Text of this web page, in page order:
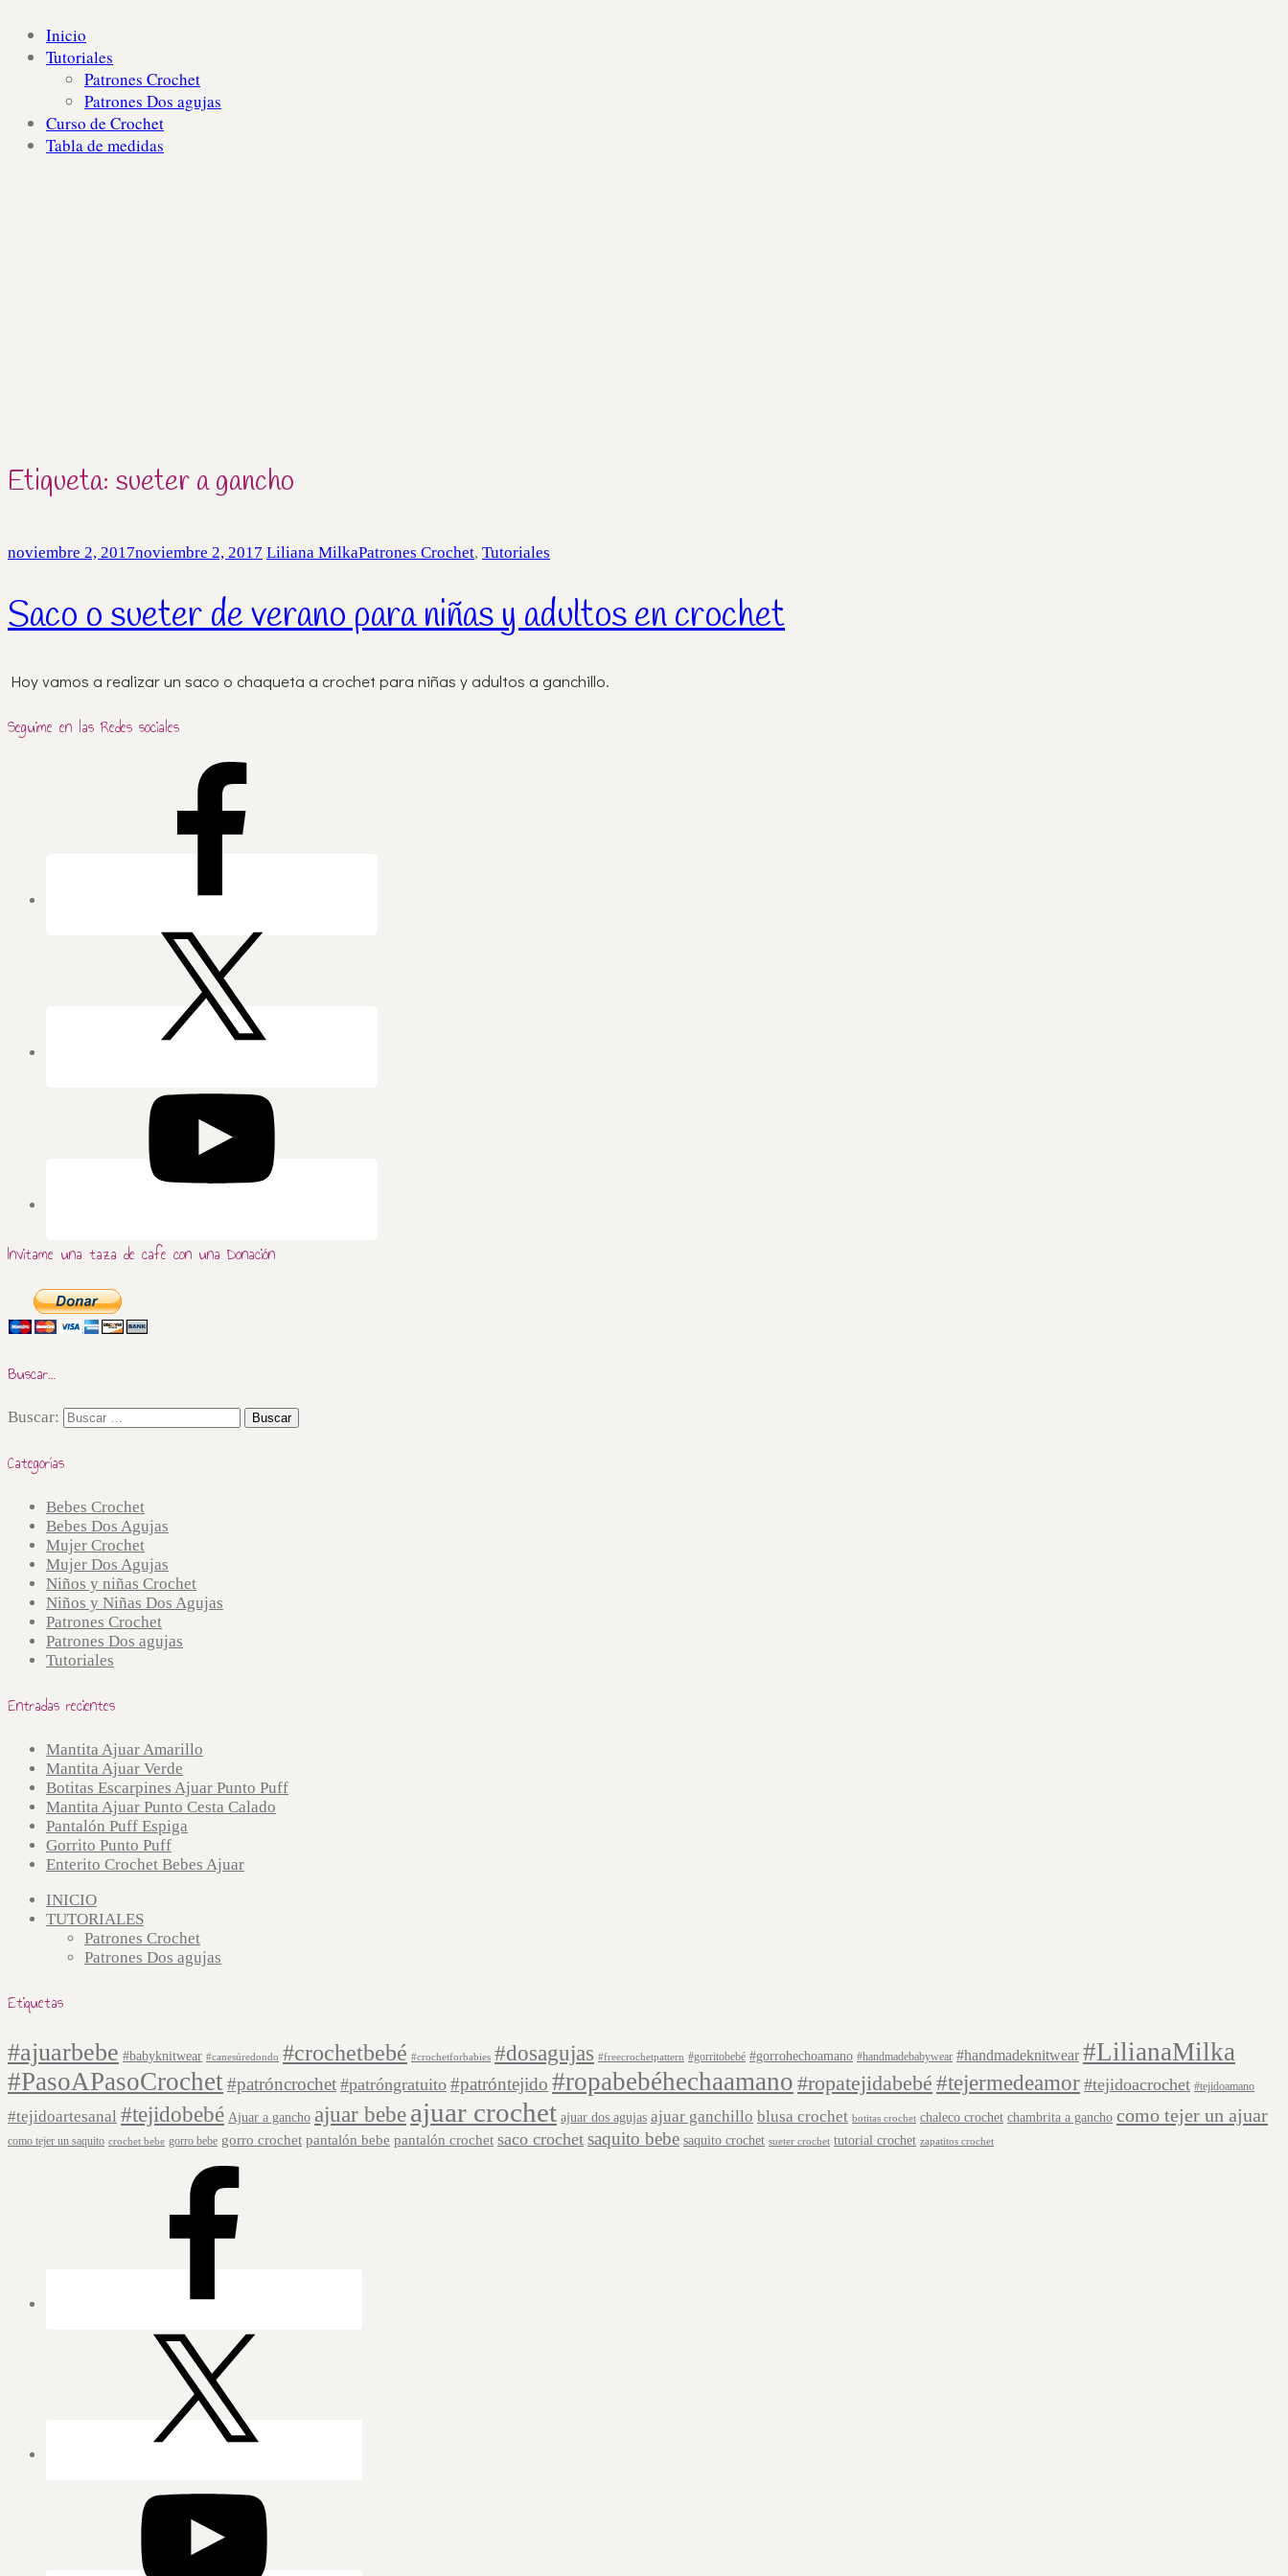
Inicio
Tutoriales
Patrones Crochet
Patrones Dos agujas
Curso de Crochet
Tabla de medidas
Etiqueta: sueter a gancho
noviembre 2, 2017noviembre 2, 2017 Liliana MilkaPatrones Crochet, Tutoriales
Saco o sueter de verano para niñas y adultos en crochet
Hoy vamos a realizar un saco o chaqueta a crochet para niñas y adultos a ganchillo.
Seguime en las Redes sociales
Invitame una taza de cafe con una Donación
Buscar…
Buscar:
Categorías
Bebes Crochet
Bebes Dos Agujas
Mujer Crochet
Mujer Dos Agujas
Niños y niñas Crochet
Niños y Niñas Dos Agujas
Patrones Crochet
Patrones Dos agujas
Tutoriales
Entradas recientes
Mantita Ajuar Amarillo
Mantita Ajuar Verde
Botitas Escarpines Ajuar Punto Puff
Mantita Ajuar Punto Cesta Calado
Pantalón Puff Espiga
Gorrito Punto Puff
Enterito Crochet Bebes Ajuar
INICIO
TUTORIALES
Patrones Crochet
Patrones Dos agujas
Etiquetas
#ajuarbebe #babyknitwear #canesúredondo #crochetbebé #crochetforbabies #dosagujas #freecrochetpattern #gorritobebé #gorrohechoamano #handmadebabywear #handmadeknitwear #LilianaMilka
#PasoAPasoCrochet#patróncrochet #patróngratuito #patróntejido #ropabebéhechaamano #ropatejidabebé #tejermedeamor #tejidoacrochet #tejidoamano
#tejidoartesanal #tejidobebé Ajuar a gancho ajuar bebeajuar crochet ajuar dos agujas ajuar ganchillo blusa crochet botitas crochet chaleco crochet chambrita a gancho como tejer un ajuar
como tejer un saquito crochet bebe gorro bebe gorro crochet pantalón bebe pantalón crochet saco crochet saquito bebe saquito crochet sueter crochet tutorial crochet zapatitos crochet